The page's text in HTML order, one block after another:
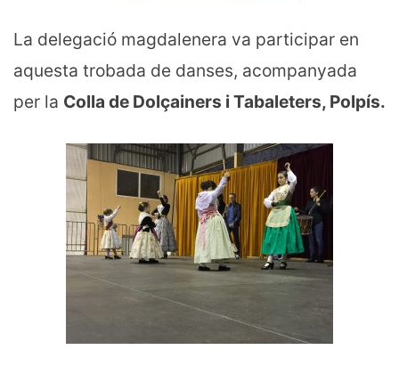
La delegació magdalenera va participar en
aquesta trobada de danses, acompanyada
per la Colla de Dolçainers i Tabaleters, Polpís.